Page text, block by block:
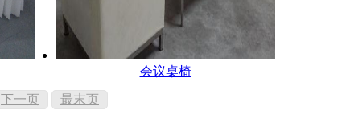
会议桌椅
下一页 最末页